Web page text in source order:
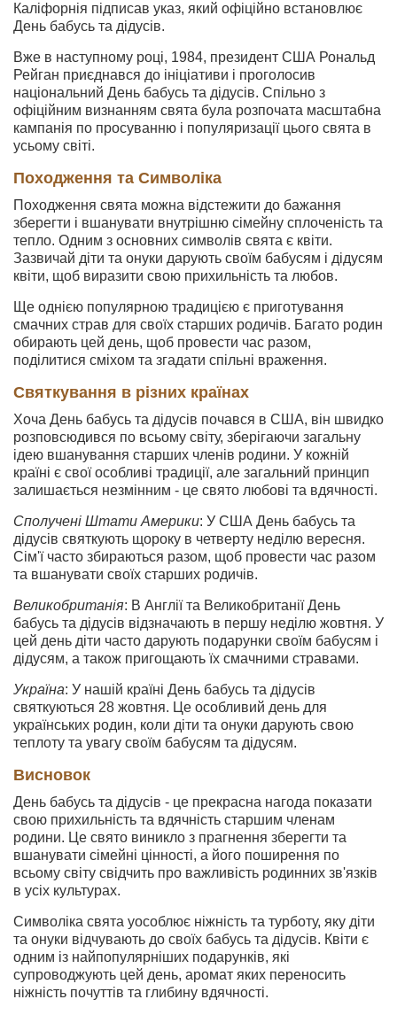
Каліфорнія підписав указ, який офіційно встановлює
День бабусь та дідусів.
Вже в наступному році, 1984, президент США Рональд
Рейган приєднався до ініціативи і проголосив
національний День бабусь та дідусів. Спільно з
офіційним визнанням свята була розпочата масштабна
кампанія по просуванню і популяризації цього свята в
усьому світі.
Походження та Символіка
Походження свята можна відстежити до бажання
зберегти і вшанувати внутрішню сімейну сплоченість та
тепло. Одним з основних символів свята є квіти.
Зазвичай діти та онуки дарують своїм бабусям і дідусям
квіти, щоб виразити свою прихильність та любов.
Ще однією популярною традицією є приготування
смачних страв для своїх старших родичів. Багато родин
обирають цей день, щоб провести час разом,
поділитися сміхом та згадати спільні враження.
Святкування в різних країнах
Хоча День бабусь та дідусів почався в США, він швидко
розповсюдився по всьому світу, зберігаючи загальну
ідею вшанування старших членів родини. У кожній
країні є свої особливі традиції, але загальний принцип
залишається незмінним - це свято любові та вдячності.
Сполучені Штати Америки: У США День бабусь та
дідусів святкують щороку в четверту неділю вересня.
Сім'ї часто збираються разом, щоб провести час разом
та вшанувати своїх старших родичів.
Великобританія: В Англії та Великобританії День
бабусь та дідусів відзначають в першу неділю жовтня. У
цей день діти часто дарують подарунки своїм бабусям і
дідусям, а також пригощають їх смачними стравами.
Україна: У нашій країні День бабусь та дідусів
святкуються 28 жовтня. Це особливий день для
українських родин, коли діти та онуки дарують свою
теплоту та увагу своїм бабусям та дідусям.
Висновок
День бабусь та дідусів - це прекрасна нагода показати
свою прихильність та вдячність старшим членам
родини. Це свято виникло з прагнення зберегти та
вшанувати сімейні цінності, а його поширення по
всьому світу свідчить про важливість родинних зв'язків
в усіх культурах.
Символіка свята уособлює ніжність та турботу, яку діти
та онуки відчувають до своїх бабусь та дідусів. Квіти є
одним із найпопулярніших подарунків, які
супроводжують цей день, аромат яких переносить
ніжність почуттів та глибину вдячності.